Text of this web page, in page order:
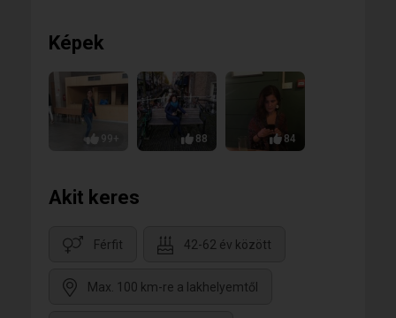
Képek
99+ 88 84
Akit keres
Férfit 42-62 év között
Max. 100 km-re a lakhelyemtől